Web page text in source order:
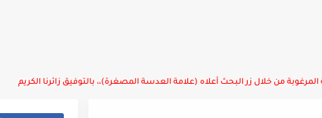
من خلال زر البحث أعلاه (علامة العدسة المصغرة)،، بالتوفيق زائرنا الكريم